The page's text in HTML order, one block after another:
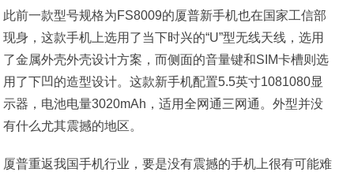
此前一款型号规格为FS8009的厦普新手机也在国家工信部
现身，这款手机上选用了当下时兴的“U”型无线天线，选用
了金属外壳外壳设计方案，而侧面的音量键和SIM卡槽则选
用了下凹的造型设计。这款新手机配置5.5英寸1081080显
示器，电池电量3020mAh，适用全网通三网通。外型并没
有什么尤其震撼的地区。
厦普重返我国手机行业，要是没有震撼的手机上很有可能难